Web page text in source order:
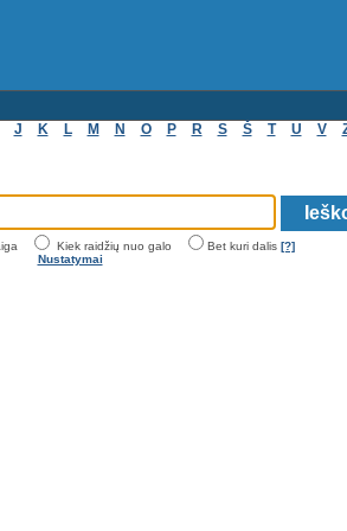
J K L M N O P R S Š T U V
Kiek raidžių nuo galo Bet kuri dalis [?]
Nustatymai